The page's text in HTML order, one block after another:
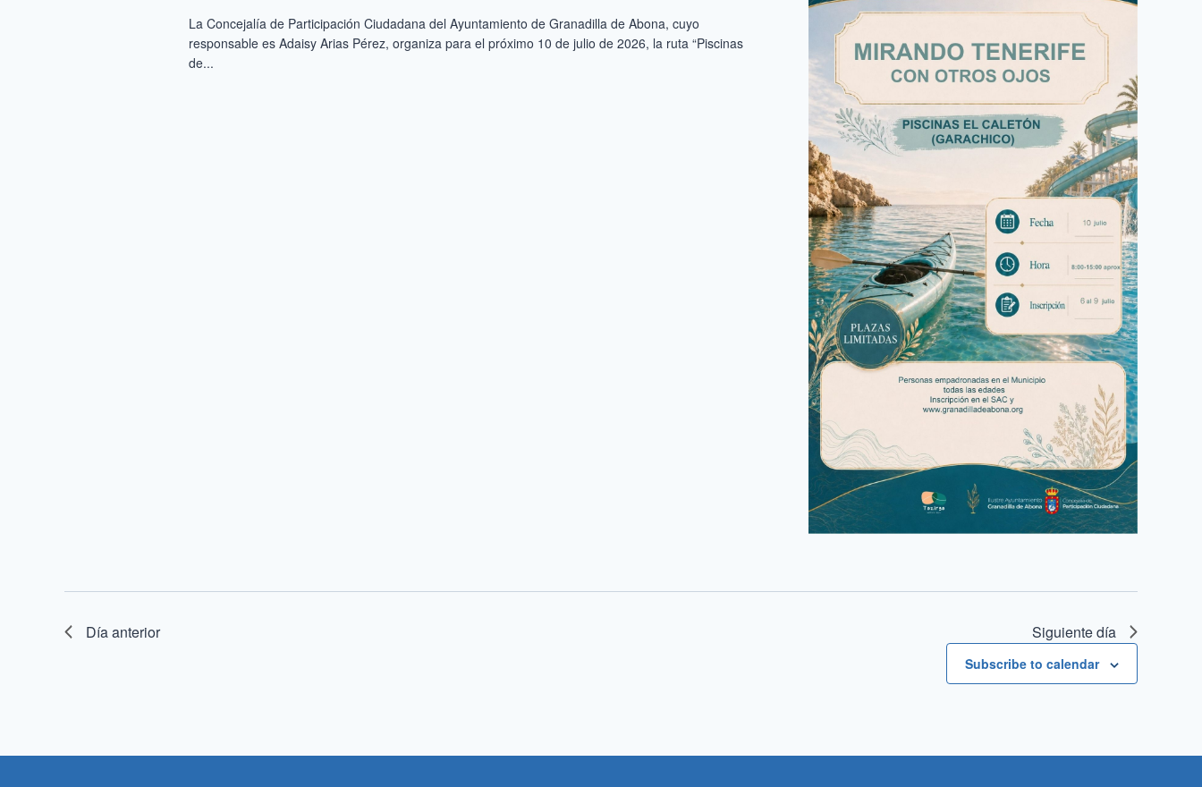
La Concejalía de Participación Ciudadana del Ayuntamiento de Granadilla de Abona, cuyo
responsable es Adaisy Arias Pérez, organiza para el próximo 10 de julio de 2026, la ruta “Piscinas
de...
Día anterior Siguiente día
Subscribe to calendar